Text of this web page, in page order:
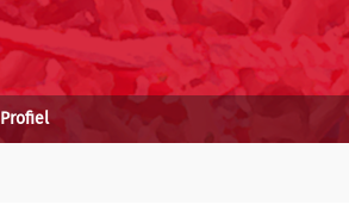
Profiel